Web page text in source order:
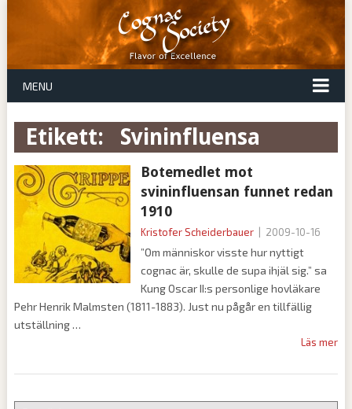
MENU
Etikett: svininfluensa
Botemedlet mot
svininfluensan funnet redan
1910
Kristofer Scheiderbauer 2009-10-16
”Om människor visste hur nyttigt
cognac är, skulle de supa ihjäl sig.” sa
Kung Oscar II:s personlige hovläkare
Pehr Henrik Malmsten (1811-1883). Just nu pågår en tillfällig
utställning
Läs mer